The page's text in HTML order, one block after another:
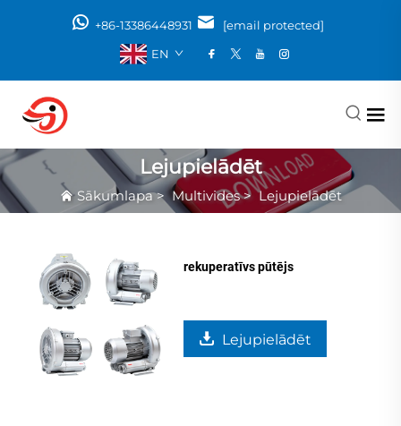
+86-13386448931
[email protected]
EN
Lejupielādēt
Sākumlapa>Multivides>Lejupielādēt
rekuperatīvs pūtējs
Lejupielādēt